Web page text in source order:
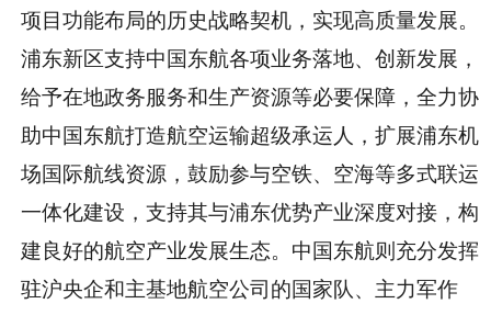
项目功能布局的历史战略契机，实现高质量发展。
浦东新区支持中国东航各项业务落地、创新发展，
给予在地政务服务和生产资源等必要保障，全力协
助中国东航打造航空运输超级承运人，扩展浦东机
场国际航线资源，鼓励参与空铁、空海等多式联运
一体化建设，支持其与浦东优势产业深度对接，构
建良好的航空产业发展生态。中国东航则充分发挥
驻沪央企和主基地航空公司的国家队、主力军作